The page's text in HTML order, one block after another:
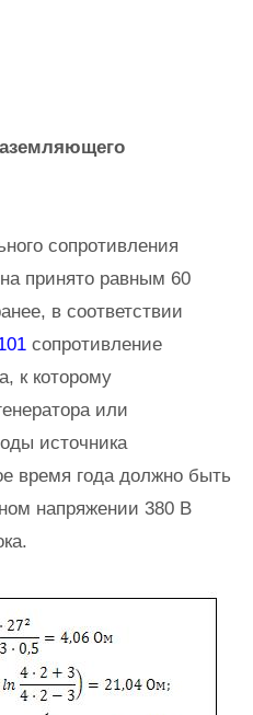
сопротивления
принято равным 60
в соответствии
сопротивление
к которому
или
источника
время года должно быть
напряжении 380 В